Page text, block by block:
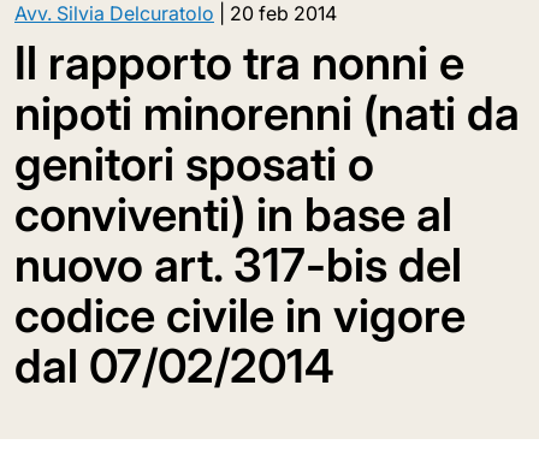
Avv. Silvia Delcuratolo 20 feb 2014
Il rapporto tra nonni e
nipoti minorenni (nati da
genitori sposati o
conviventi) in base al
nuovo art. 317-bis del
codice civile in vigore
dal 07/02/2014